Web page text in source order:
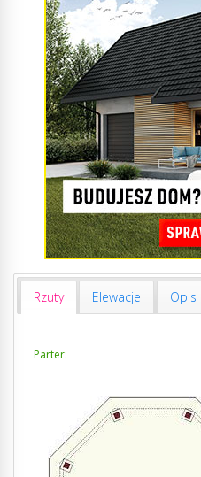
Rzuty Elewacje Opis
Parter: